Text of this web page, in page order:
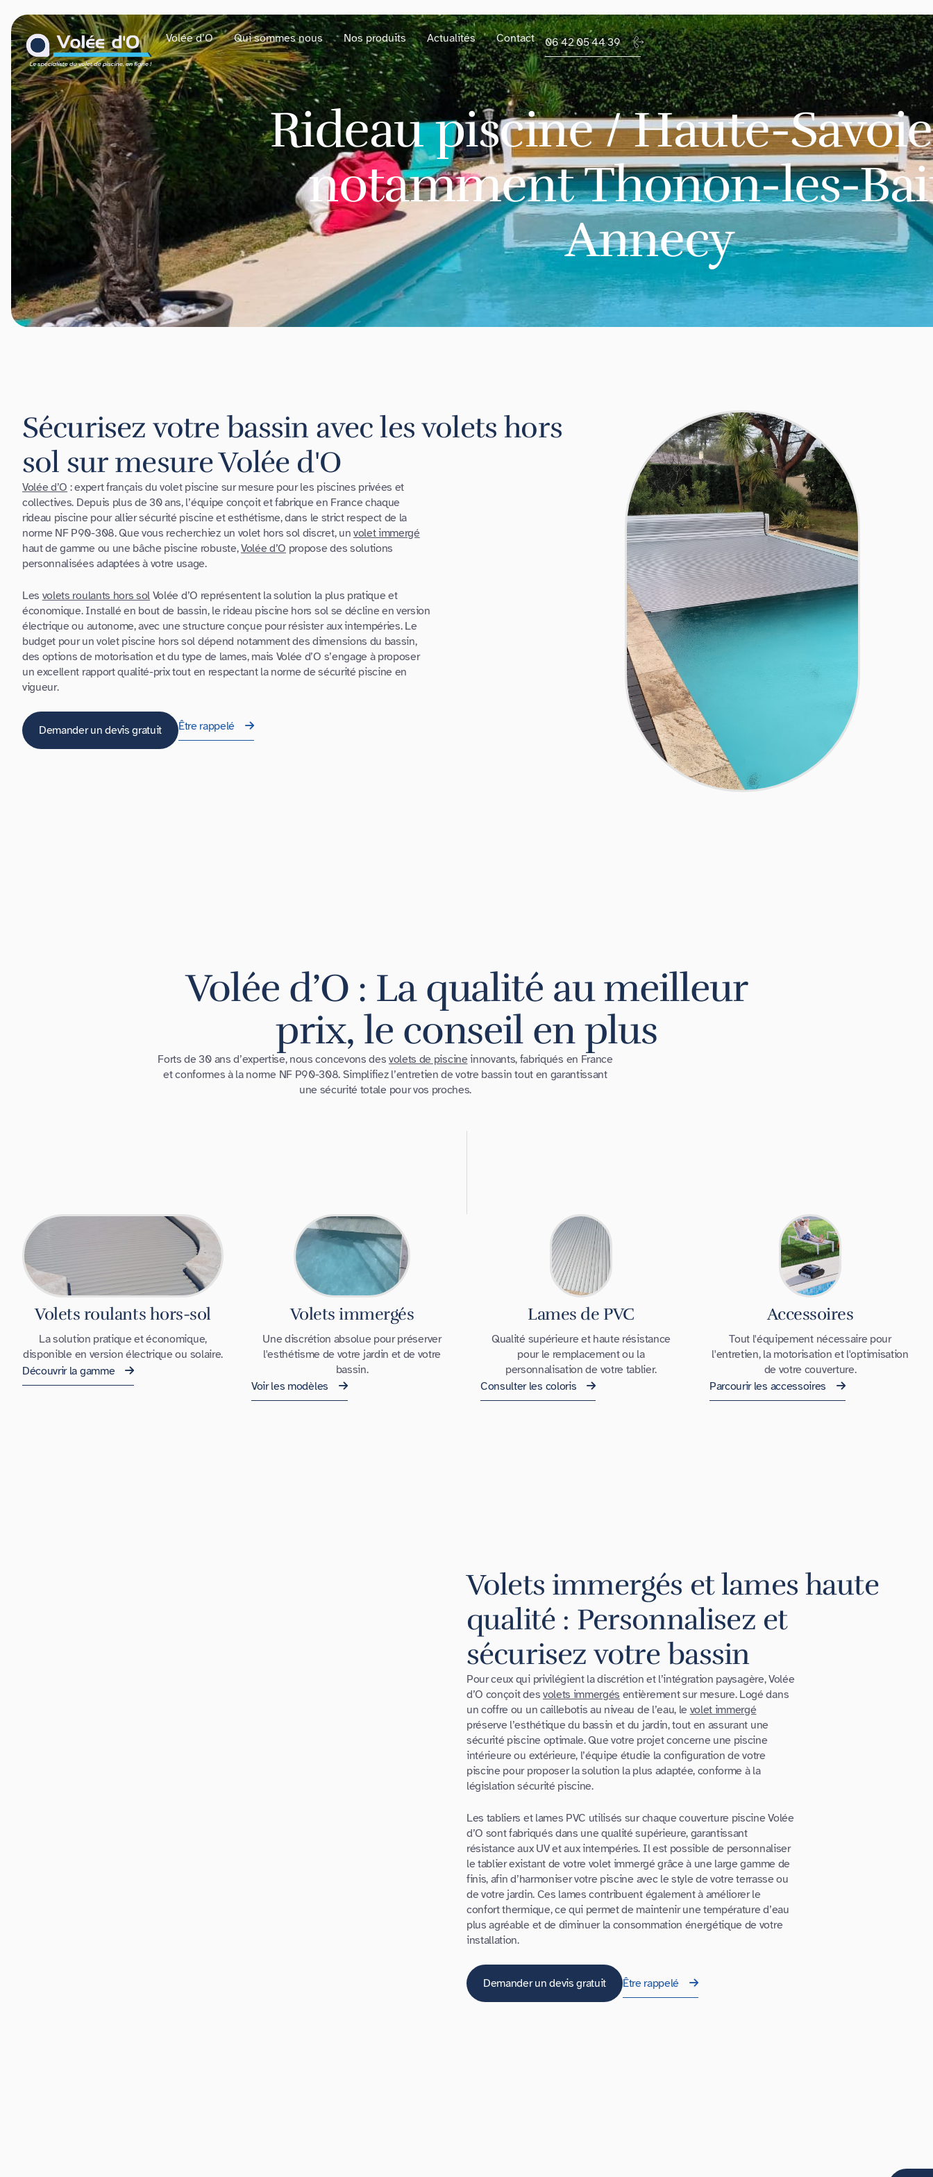
principal
Volée d’O
Qui sommes nous Nos produits Actualités Contact 06 42 05 44 39
Rideau piscine / Haute-Savoie
notamment Thonon-les-
Annecy
Sécurisez votre bassin avec les volets hors
sol sur mesure Volée d'O
Volée d’O : expert français du volet piscine sur mesure pour les piscines privées et
collectives. Depuis plus de 30 ans, l’équipe conçoit et fabrique en France chaque
rideau piscine pour allier sécurité piscine et esthétisme, dans le strict respect de la
norme NF P90-308. Que vous recherchiez un volet hors sol discret, un volet immergé
haut de gamme ou une bâche piscine robuste,Volée d’O propose des solutions
personnalisées adaptées à votre usage.
Les volets roulants hors sol Volée d’O représentent la solution la plus pratique et
économique. Installé en bout de bassin, le rideau piscine hors sol se décline en version
électrique ou autonome, avec une structure conçue pour résister aux intempéries. Le
budget pour un volet piscine hors sol dépend notamment des dimensions du bassin,
des options de motorisation et du type de lames, mais Volée d’O s’engage à proposer
un excellent rapport qualité-prix tout en respectant la norme de sécurité piscine en
vigueur.
Demander un devis gratuit Être rappelé
Volée d’O : La qualité au meilleur
prix, le conseil en plus
Forts de 30 ans d’expertise, nous concevons des volets de piscine innovants, fabriqués en France
et conformes à la norme NF P90-308. Simplifiez l’entretien de votre bassin tout en garantissant
une sécurité totale pour vos proches.
Volets roulants hors-sol
La solution pratique et économique,
disponible en version électrique ou solaire.
Découvrir la gamme
Volets immergés
Une discrétion absolue pour préserver
l'esthétisme de votre jardin et de votre
bassin.
Voir les modèles
Lames de PVC
Qualité supérieure et haute résistance
pour le remplacement ou la
personnalisation de votre tablier.
Consulter les coloris
Accessoires
Tout l'équipement nécessaire pour
l'entretien, la motorisation et l'optimisation
de votre couverture.
Parcourir les accessoires
Volets immergés et lames haute
qualité : Personnalisez et
sécurisez votre bassin
Pour ceux qui privilégient la discrétion et l’intégration paysagère, Volée
d’O conçoit des volets immergés entièrement sur mesure. Logé dans
un coffre ou un caillebotis au niveau de l’eau, le volet immergé
préserve l’esthétique du bassin et du jardin, tout en assurant une
sécurité piscine optimale. Que votre projet concerne une piscine
intérieure ou extérieure, l’équipe étudie la configuration de votre
piscine pour proposer la solution la plus adaptée, conforme à la
législation sécurité piscine.
Les tabliers et lames PVC utilisés sur chaque couverture piscine Volée
d’O sont fabriqués dans une qualité supérieure, garantissant
résistance aux UV et aux intempéries. Il est possible de personnaliser
le tablier existant de votre volet immergé grâce à une large gamme de
finis, afin d’harmoniser votre piscine avec le style de votre terrasse ou
de votre jardin. Ces lames contribuent également à améliorer le
confort thermique, ce qui permet de maintenir une température d’eau
plus agréable et de diminuer la consommation énergétique de votre
installation.
Demander un devis gratuit Être rappelé